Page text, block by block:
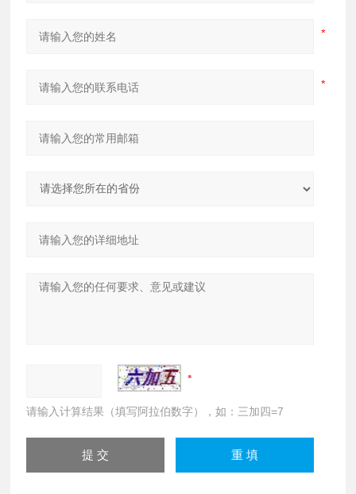
请输入计算结果（填写阿拉伯数字），如：三加四=7